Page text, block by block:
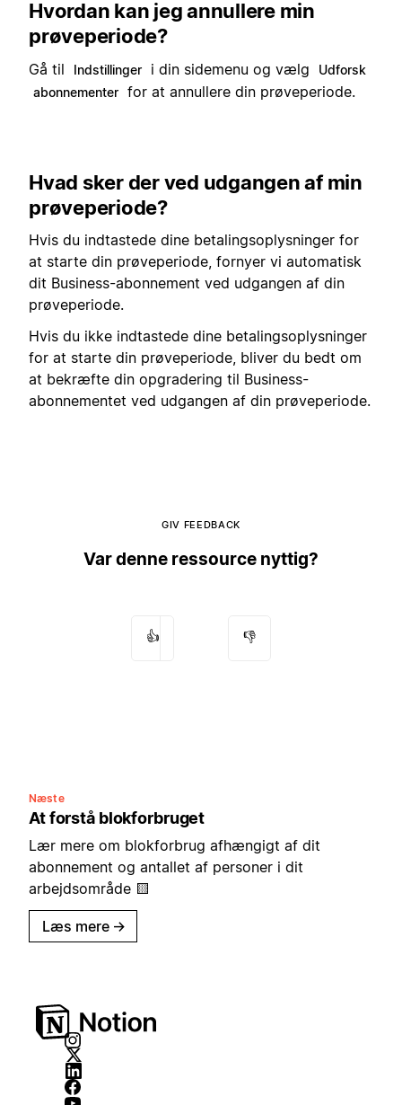
Hvordan kan jeg annullere min
prøveperiode?
Gå til Indstillinger i din sidemenu og vælg
Udforsk
abonnementer for at annullere din prøveperiode.
Hvad sker der ved udgangen af min
prøveperiode?
Hvis du indtastede dine betalingsoplysninger for
at starte din prøveperiode, fornyer vi automatisk
dit Business-abonnement ved udgangen af din
prøveperiode.
Hvis du ikke indtastede dine betalingsoplysninger
for at starte din prøveperiode, bliver du bedt om
at bekræfte din opgradering til Business-
abonnementet ved udgangen af din prøveperiode.
GIV FEEDBACK
Var denne ressource nyttig?
👍 👎
Næste
At forstå blokforbruget
Lær mere om blokforbrug afhængigt af dit
abonnement og antallet af personer i dit
arbejdsområde 🟨
Læs mere →